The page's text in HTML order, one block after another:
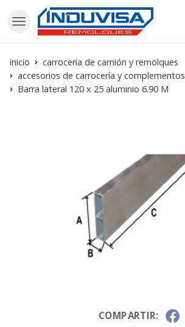
inicio
carrocería de camión y remolques
accesorios de carrocería y complementos
Barra lateral 120 x 25 aluminio 6.90 M
COMPARTIR: